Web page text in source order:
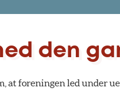
den
at foreningen led under